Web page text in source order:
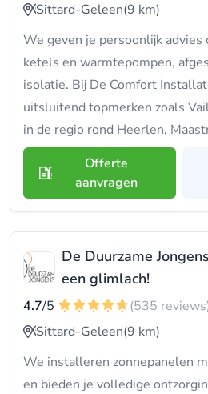
Sittard-Geleen(9 km)
We geven je persoonlijk advies
ketels en warmtepompen,
isolatie. Bij De Comfort
uitsluitend topmerken zoals
in de regio rond Heerlen,
Offerte
aanvragen
De Duurzame
een glimlach!
4.7/5
(535
Sittard-Geleen(9 km)
We installeren zonnepanelen
en bieden je volledige